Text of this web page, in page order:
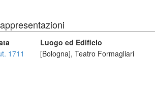
Luogo ed Edificio
1711
[Bologna], Teatro Formagliari